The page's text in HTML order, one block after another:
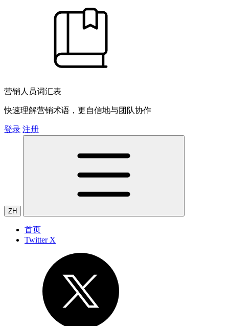
营销人员词汇表
快速理解营销术语，更自信地与团队协作
登录 注册
ZH
首页
Twitter X